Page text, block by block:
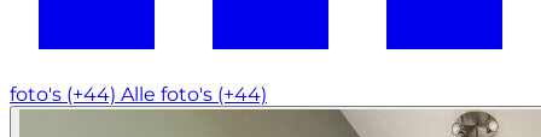
foto's (+44) Alle foto's (+44)